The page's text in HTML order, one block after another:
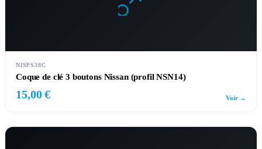
NISPS38C
Coque de clé 3 boutons Nissan (profil NSN14)
15,00 € Voir →